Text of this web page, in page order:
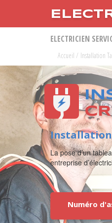
ELECTRICIEN
Accueil / Installation
Installation
La pose d’un
entreprise
Numéro